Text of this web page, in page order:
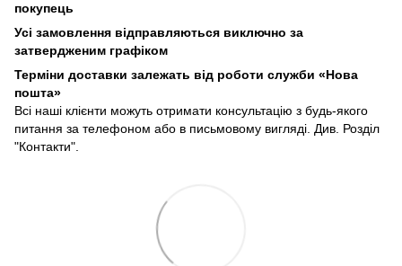
покупець
Усі замовлення відправляються виключно за
затвердженим графіком
Терміни доставки залежать від роботи служби «Нова
пошта»
Всі наші клієнти можуть отримати консультацію з будь-якого
питання за телефоном або в письмовому вигляді. Див. Розділ
"Контакти".